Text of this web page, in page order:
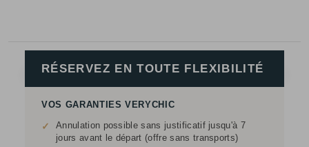
RÉSERVEZ EN TOUTE FLEXIBILITÉ
VOS GARANTIES VERYCHIC
✓
Annulation possible sans justificatif jusqu'à 7
jours avant le départ (offre sans transports)